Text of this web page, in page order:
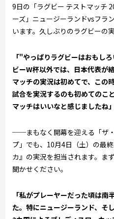
9日の「ラグビー テストマッチ
ーズ」ニュージーランドvsフラ
います。久しぶりのラグビーの
「"やっぱりラグビーはおもし
ビーW杯以外では、日本代表が
マッチの実況は初めてで、この
試合を実況するのも初めてのこ
マッチはいいなと感じましたね」
──まもなく開幕を迎える「ザ
プ」でも、10月4日（土）の最
カ』の実況を担当されます。ま
聞かせください。
「私がプレーヤーだった頃は
た。特にニュージーランド、そ